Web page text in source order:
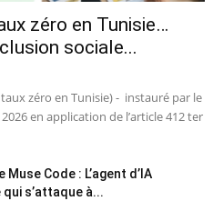
zéro en Tunisie…
sociale...
zéro en Tunisie) - instauré par le
en application de l’article 412 ter
Muse Code : L’agent d’IA
s’attaque à...